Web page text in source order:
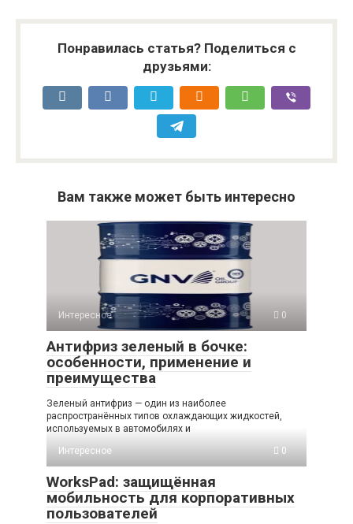
Понравилась статья? Поделиться с
друзьями:
Вам также может быть интересно
Интересное 0
Антифриз зеленый в бочке:
особенности, применение и
преимущества
Зеленый антифриз — один из наиболее
распространённых типов охлаждающих жидкостей,
используемых в автомобилях и
Интересное
0
WorksPad: защищённая
мобильность для корпоративных
пользователей